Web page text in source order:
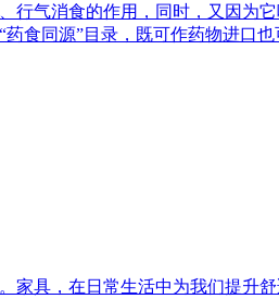
行气消食的作用，同时，又因为
食同源”目录，既可作药物进口
家具，在日常生活中为我们提升